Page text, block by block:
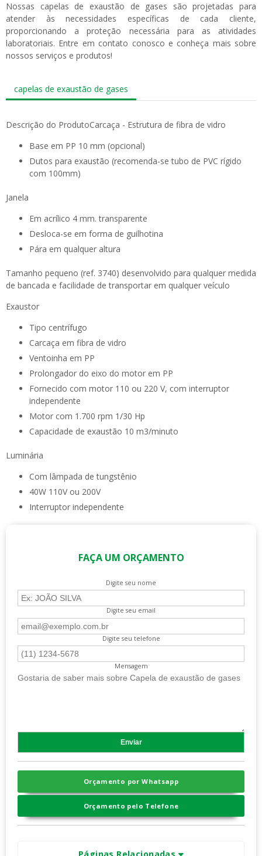
Nossas capelas de exaustão de gases são projetadas para
atender às necessidades específicas de cada cliente,
proporcionando a proteção necessária para as atividades
laboratoriais. Entre em contato conosco e conheça mais sobre
nossos serviços e produtos!
capelas de exaustão de gases
Descrição do ProdutoCarcaça - Estrutura de fibra de vidro
Base em PP 10 mm (opcional)
Dutos para exaustão (recomenda-se tubo de PVC rígido
com 100mm)
Janela
Em acrílico 4 mm. transparente
Desloca-se em forma de guilhotina
Pára em qualquer altura
Tamanho pequeno (ref. 3740) desenvolvido para qualquer medida
de bancada e facilidade de transportar em qualquer veículo
Exaustor
Tipo centrífugo
Carcaça em fibra de vidro
Ventoinha em PP
Prolongador do eixo do motor em PP
Fornecido com motor 110 ou 220 V, com interruptor
independente
Motor com 1.700 rpm 1/30 Hp
Capacidade de exaustão 10 m3/minuto
Luminária
Com lâmpada de tungstênio
40W 110V ou 200V
Interruptor independente
FAÇA UM ORÇAMENTO
Digite seu nome
Digite seu email
Digite seu telefone
Mensagem
Orçamento por Whatsapp
Orçamento pelo Telefone